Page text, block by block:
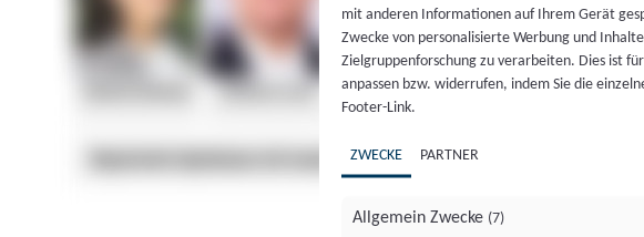
mit anderen Informationen auf Ihrem Gerät
Zwecke von personalisierte Werbung und
Zielgruppenforschung zu verarbeiten. Dies ist
anpassen bzw. widerrufen, indem Sie die
Footer-Link.
ZWECKE PARTNER
Allgemein Zwecke (7)